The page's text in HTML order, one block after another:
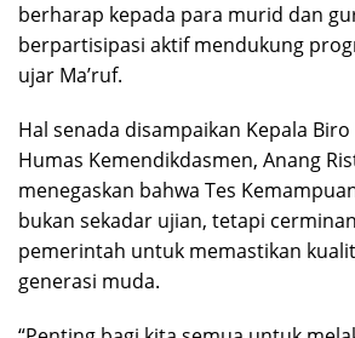
berharap kepada para murid dan
berpartisipasi aktif mendukung
ujar Ma’ruf.
Hal senada disampaikan Kepala
Humas Kemendikdasmen, Anang
menegaskan bahwa Tes
bukan sekadar ujian, tetapi
pemerintah untuk memastikan
generasi muda.